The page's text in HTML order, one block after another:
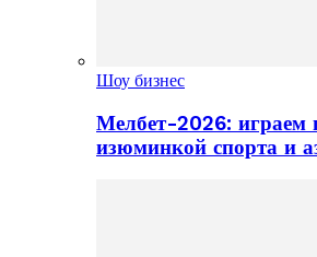
Шоу бизнес
Мелбет-2026: играем
изюминкой спорта и